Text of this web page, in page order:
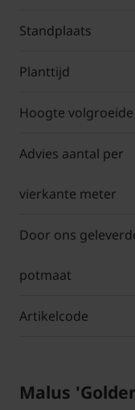
Standplaats
Planttijd
Hoogte
Advies aantal per
vierkante meter
Door ons
potmaat
Artikelcode
Malus